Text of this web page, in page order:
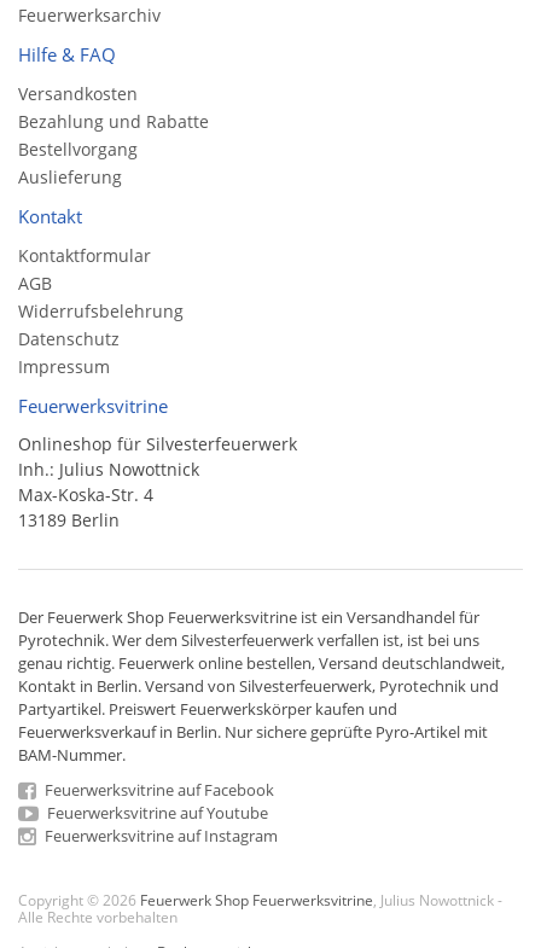
Feuerwerksarchiv
Hilfe & FAQ
Versandkosten
Bezahlung und Rabatte
Bestellvorgang
Auslieferung
Kontakt
Kontaktformular
AGB
Widerrufsbelehrung
Datenschutz
Impressum
Feuerwerksvitrine
Onlineshop für Silvesterfeuerwerk
Inh.: Julius Nowottnick
Max-Koska-Str. 4
13189 Berlin
Der Feuerwerk Shop Feuerwerksvitrine ist ein Versandhandelfür
Pyrotechnik. Wer dem Silvesterfeuerwerk verfallen ist, ist bei uns
genau richtig. Feuerwerk online bestellen,Versand deutschlandweit,
Kontakt in Berlin. Versand von Silvesterfeuerwerk, Pyrotechnik und
Partyartikel. Preiswert Feuerwerkskörper kaufen und
Feuerwerksverkauf in Berlin. Nur sichere geprüfte Pyro-Artikel mit
BAM-Nummer.
Feuerwerksvitrine auf Facebook
Feuerwerksvitrine auf Youtube
Feuerwerksvitrine auf Instagram
Copyright © 2026 Feuerwerk Shop Feuerwerksvitrine , Julius Nowottnick -
Alle Rechte vorbehalten